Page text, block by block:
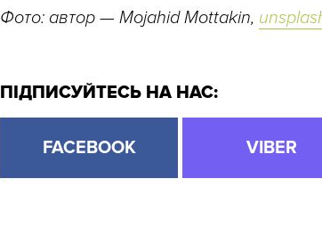
Фото: автор — Mojahid Mottakin,
ПІДПИСУЙТЕСЬ НА НАС:
FACEBOOK VIBER